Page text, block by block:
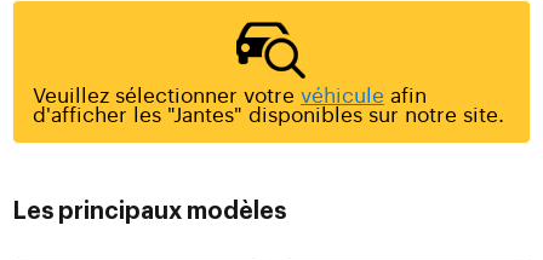
Veuillez sélectionner votre véhicule afin
d'afficher les "Jantes" disponibles sur notre site.
Les principaux modèles